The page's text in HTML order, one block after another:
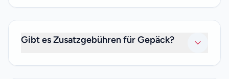
Shuttle. Wir bieten keine gemeinsamen Transferdienste
an.
Gibt es Zusatzgebühren für Gepäck?